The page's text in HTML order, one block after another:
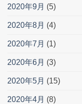
2020年9月 (5)
2020年8月 (4)
2020年7月 (1)
2020年6月 (3)
2020年5月 (15)
2020年4月 (8)